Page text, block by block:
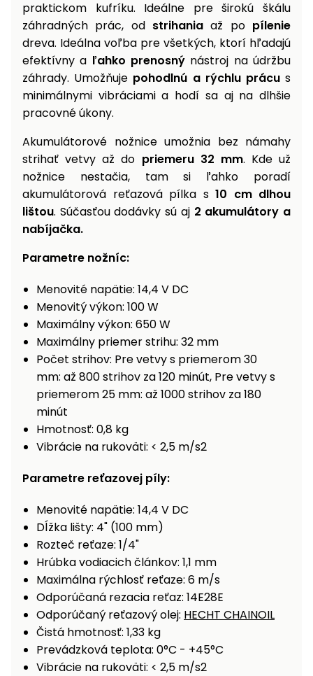
praktickom kufríku. Ideálne pre širokú škálu
záhradných prác, od strihania až po pílenie
dreva. Ideálna voľba pre všetkých, ktorí hľadajú
efektívny a ľahko prenosný nástroj na údržbu
záhrady. Umožňuje pohodlnú a rýchlu prácus
minimálnymi vibráciami a hodí sa aj na dlhšie
pracovné úkony.
Akumulátorové nožnice umožnia bez námahy
strihať vetvy až do priemeru 32 mm. Kde už
nožnice nestačia, tam si ľahko poradí
akumulátorová reťazová pílka s 10 cm dlhou
lištou. Súčasťou dodávky sú aj 2 akumulátory a
nabíjačka.
Parametre nožníc:
Menovité napätie: 14,4 V DC
Menovitý výkon: 100 W
Maximálny výkon: 650 W
Maximálny priemer strihu: 32 mm
Počet strihov: Pre vetvy s priemerom 30
mm: až 800 strihov za 120 minút, Pre vetvy s
priemerom 25 mm: až 1000 strihov za 180
minút
Hmotnosť: 0,8 kg
Vibrácie na rukoväti: < 2,5 m/s2
Parametre reťazovej píly:
Menovité napätie: 14,4 V DC
Dĺžka lišty: 4" (100 mm)
Rozteč reťaze: 1/4"
Hrúbka vodiacich článkov: 1,1 mm
Maximálna rýchlosť reťaze: 6 m/s
Odporúčaná rezacia reťaz: 14E28E
Odporúčaný reťazový olej: HECHT CHAINOIL
Čistá hmotnosť: 1,33 kg
Prevádzková teplota: 0°C - +45°C
Vibrácie na rukoväti: < 2,5 m/s2